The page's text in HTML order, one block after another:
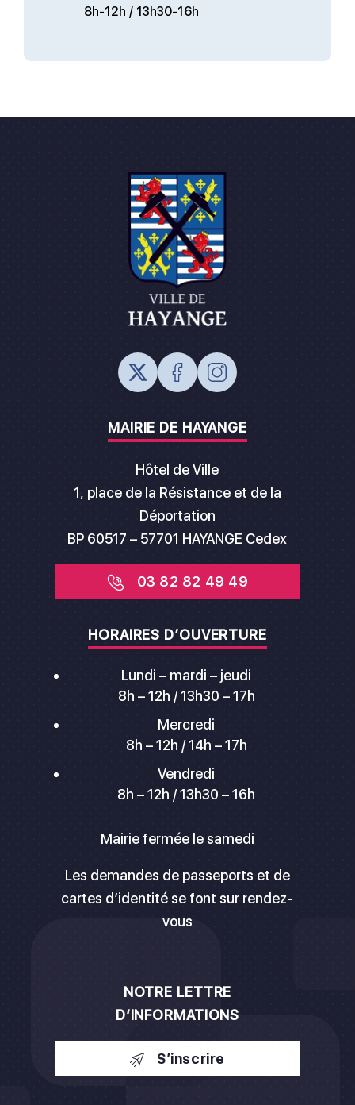
8h-12h / 13h30-16h
MAIRIE DE HAYANGE
Hôtel de Ville
1, place de la Résistance et de la
Déportation
BP 60517 – 57701 HAYANGE Cedex
03 82 82 49 49
HORAIRES D’OUVERTURE
Lundi – mardi – jeudi
8h – 12h / 13h30 – 17h
Mercredi
8h – 12h / 14h – 17h
Vendredi
8h – 12h / 13h30 – 16h
Mairie fermée le samedi
Les demandes de passeports et de
cartes d’identité se font sur rendez-
vous
NOTRE LETTRE
D’INFORMATIONS
S’inscrire